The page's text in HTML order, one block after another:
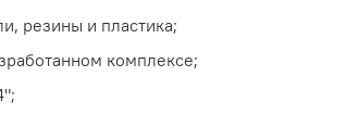
резины и пластика;
комплексе;